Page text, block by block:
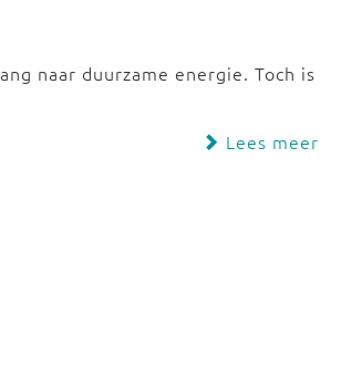
naar duurzame energie. Toch is
Lees meer